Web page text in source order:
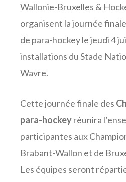
Wallonie-Bruxelles &
organisent la journée
de para-hockey le jeudi 4
installations du Stade
Wavre.
Cette journée finale des
para-hockeyréunira
participantes aux
Brabant-Wallon et de
Les équipes seront